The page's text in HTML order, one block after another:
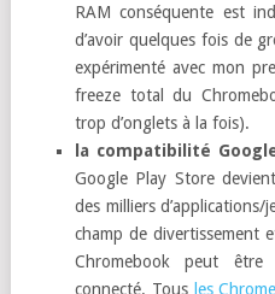
RAM conséquente est
d’avoir quelques fois de
expérimenté avec mon
freeze total du
trop d’onglets à la fois).
la compatibilité
Google Play Store
des milliers
champ de divertissement
Chromebook peut
connecté. Tous les